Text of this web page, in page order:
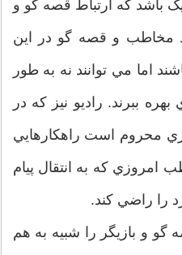
باشد که ارتباط قصه گو و
مخاطب و قصه گو در اين
اما مي توانند نه به طور
ببرند. راديو نيز که در
محروم است راهکارهايي
امروزي که به انتقال پيام
را راضي کند.
و بازيگر را شبيه به هم